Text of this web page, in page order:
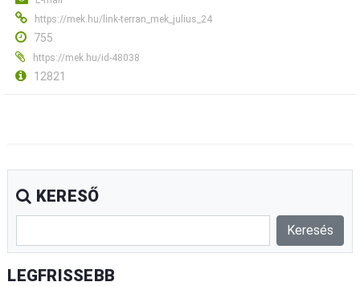
https://mek.hu/link-terran_mek_julius_24
755
https://mek.hu/id-48038
12821
KERESŐ
LEGFRISSEBB